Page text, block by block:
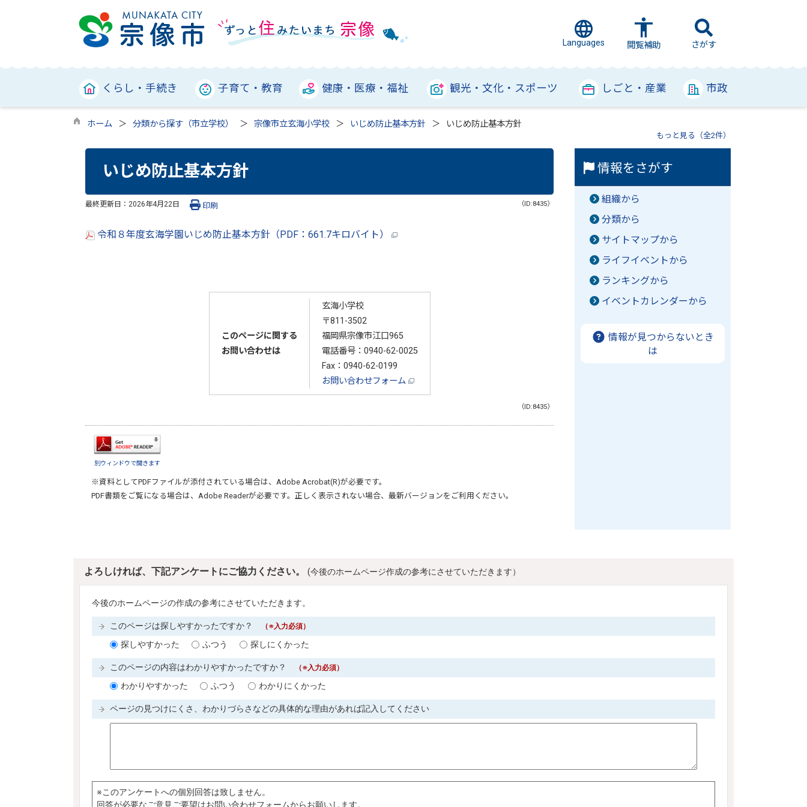
Languages 閲覧補助 さがす
くらし・手続き 子育て・教育 健康・医療・福祉 観光・文化・スポーツ しごと・産業 市政
ホーム 分類から探す（市立学校） 宗像市立玄海小学校 いじめ防止基本方針 いじめ防止基本方針
もっと見る（全2件）
いじめ防止基本方針
最終更新日： 2026年4月22日 （ID:8435）
印刷
令和８年度玄海学園いじめ防止基本方針（PDF：661.7キロバイト）
このページに関する
お問い合わせは
玄海小学校
〒811-3502
福岡県宗像市江口965
電話番号： 0940-62-0025
Fax：0940-62-0199
お問い合わせフォーム
（ID:8435）
別ウィンドウで開きます
※資料としてPDFファイルが添付されている場合は、 Adobe Acrobat(R)が必要です。
PDF書類をご覧になる場合は、 Adobe Readerが必要です。正しく表示されない場合、最新バージョンをご利用ください。
情報をさがす
組織から
分類から
サイトマップから
ライフイベントから
ランキングから
イベントカレンダーから
情報が見つからないとき
は